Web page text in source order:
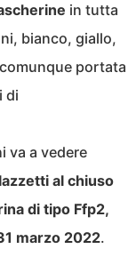
in tutta
bianco, giallo,
portata
di
va a vedere
al chiuso
di tipo Ffp2,
marzo 2022.